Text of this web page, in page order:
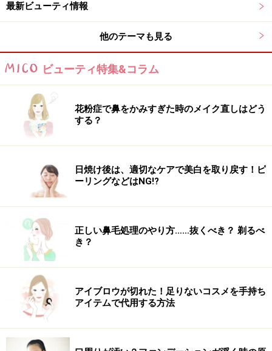
最新ビューティ情報
他のテーマも見る
ビューティ特集&コラム
花粉症で鼻をかみすぎた時のメイク直しはどう
する？
日焼け後は、適切なケアで美白を取り戻す！ピ
ーリングなどはNG!?
正しい鼻毛処理のやり方……抜くべき？ 剃るべ
き？
アイブロウが切れた！足りないコスメを手持ち
アイテムで代用する方法